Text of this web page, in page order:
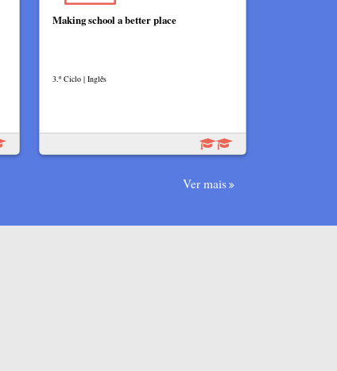
Making school a better place
3.º Ciclo | Inglês
Ver mais